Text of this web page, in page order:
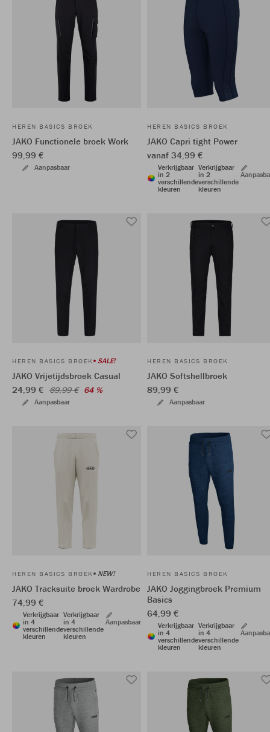
HEREN BASICS BROEK
JAKO Functionele broek Work
99,99 €
Aanpasbaar
HEREN BASICS BROEK
JAKO Capri tight Power
vanaf 34,99 €
Verkrijgbaar
in 2
verschillende
kleuren
Verkrijgbaar
in 2
verschillende
kleuren
HEREN BASICS BROEK SALE!
JAKO Vrijetijdsbroek Casual
24,99 € 69,99 € 64 %
Aanpasbaar
HEREN BASICS BROEK
JAKO Softshellbroek
89,99 €
Aanpasbaar
HEREN BASICS BROEK NEW!
JAKO Tracksuite broek Wardrobe
74,99 €
Verkrijgbaar
in 4
verschillende
kleuren
Verkrijgbaar
in 4
verschillende
kleuren
Aanpasbaar
HEREN BASICS BROEK
JAKO Joggingbroek Premium
Basics
64,99 €
Verkrijgbaar
in 4
verschillende
kleuren
Verkrijgbaar
in 4
verschillende
kleuren